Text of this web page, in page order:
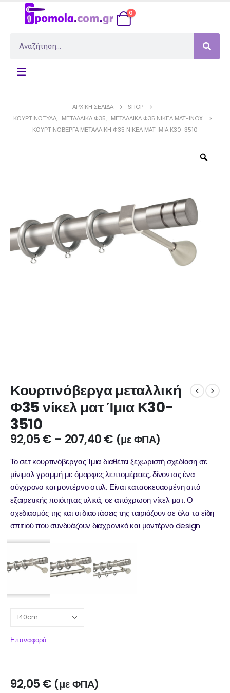
0
ΑΡΧΙΚΉ ΣΕΛΊΔΑ
SHOP
ΚΟΥΡΤΙΝΌΞΥΛΑ, ΜΕΤΑΛΛΙΚΆ Φ35, ΜΕΤΑΛΛΙΚΆ Φ35 ΝΊΚΕΛ ΜΆΤ-INOX
ΚΟΥΡΤΙΝΌΒΕΡΓΑ ΜΕΤΑΛΛΙΚΉ Φ35 ΝΊΚΕΛ ΜΑΤ ΊΜΙΑ Κ30-3510
Κουρτινόβεργα μεταλλική
Φ35 νίκελ ματ Ίμια Κ30-
3510
92,05€ – 207,40€ (με ΦΠΑ)
Το σετ κουρτινόβεργας Ίμια διαθέτει ξεχωριστή σχεδίαση σε
μίνιμαλ γραμμή με όμορφες λεπτομέρειες, δίνοντας ένα
σύγχρονο και μοντέρνο στυλ. Είναι κατασκευασμένη από
εξαιρετικής ποιότητας υλικά, σε απόχρωση νίκελ ματ. Ο
σχεδιασμός της και οι διαστάσεις της ταιριάζουν σε όλα τα είδη
σπιτιού που συνδυάζουν διαχρονικό και μοντέρνο design
Επαναφορά
92,05€ (με ΦΠΑ)